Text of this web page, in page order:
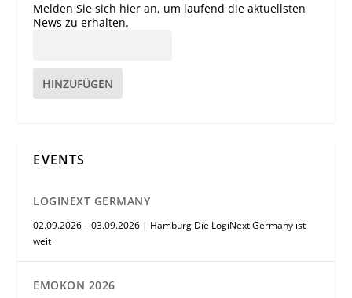
Melden Sie sich hier an, um laufend die aktuellsten
News zu erhalten.
HINZUFÜGEN
EVENTS
LOGINEXT GERMANY
02.09.2026 – 03.09.2026 | Hamburg Die LogiNext Germany ist
weit
EMOKON 2026